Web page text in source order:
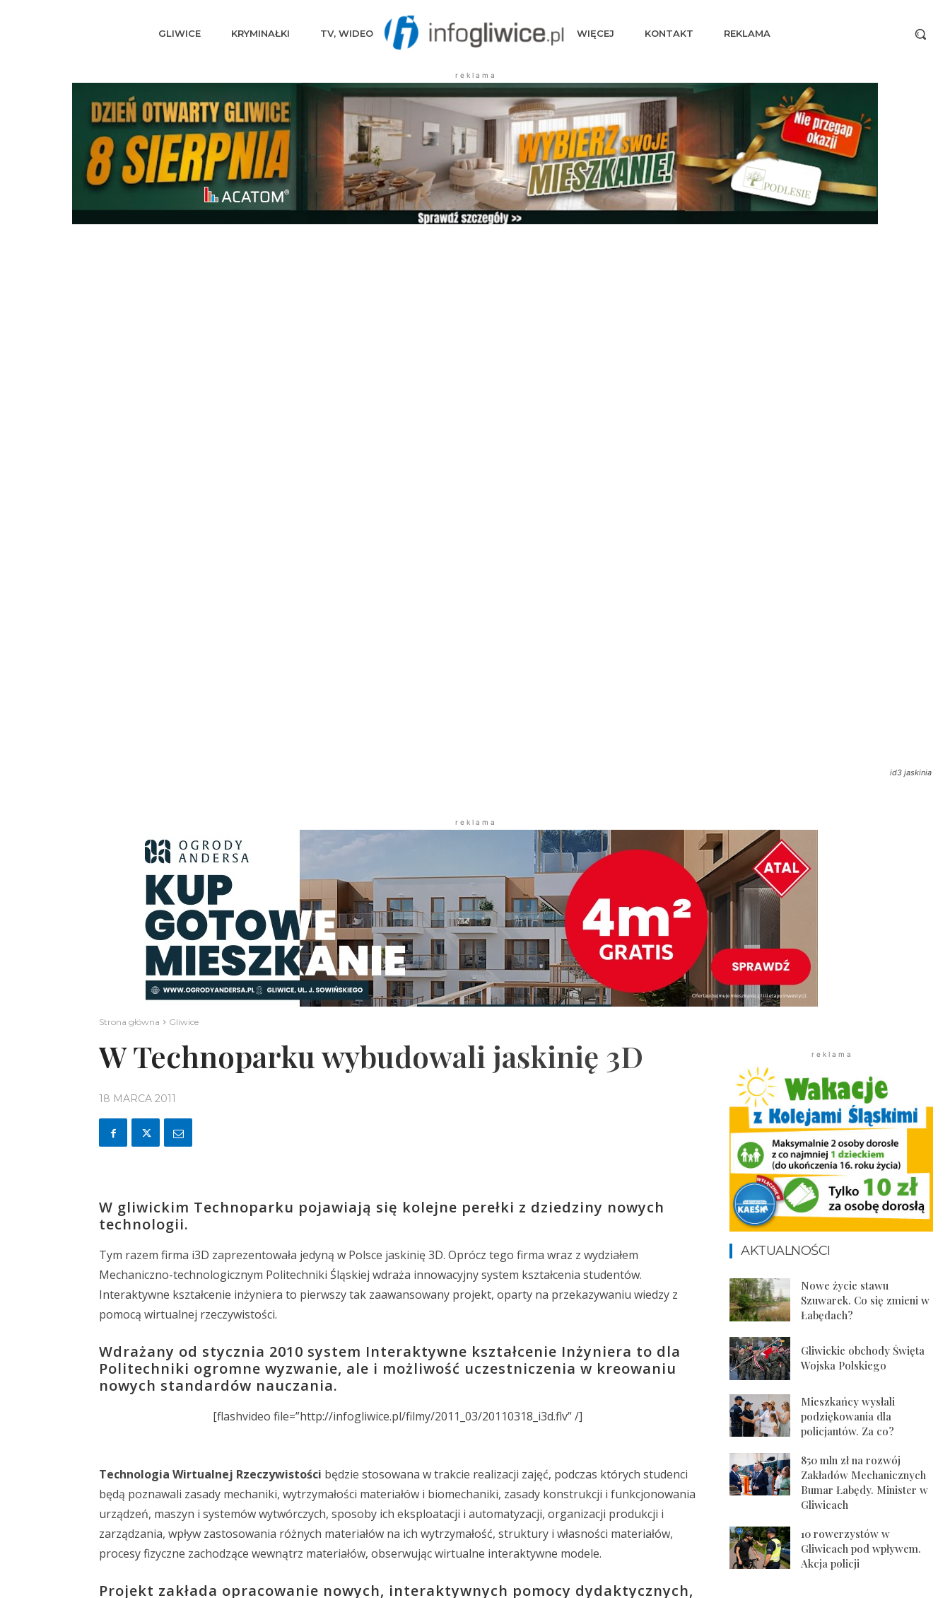
GLIWICE KRYMINAŁKI TV, WIDEO WIĘCEJ KONTAKT REKLAMA
r e k l a m a
id3 jaskinia
r e k l a m a
Strona główna Gliwice
W Technoparku wybudowali jaskinię 3D
18 MARCA 2011
W gliwickim Technoparku pojawiają się kolejne perełki z dziedziny nowych
technologii.
Tym razem firma i3D zaprezentowała jedyną w Polsce jaskinię 3D. Oprócz tego firma wraz z wydziałem
Mechaniczno-technologicznym Politechniki Śląskiej wdraża innowacyjny system kształcenia studentów.
Interaktywne kształcenie inżyniera to pierwszy tak zaawansowany projekt, oparty na przekazywaniu wiedzy z
pomocą wirtualnej rzeczywistości.
Wdrażany od stycznia 2010 system Interaktywne kształcenie Inżyniera to dla
Politechniki ogromne wyzwanie, ale i możliwość uczestniczenia w kreowaniu
nowych standardów nauczania.
[flashvideo file=”http://infogliwice.pl/filmy/2011_03/20110318_i3d.flv” /]
Technologia Wirtualnej Rzeczywistości będzie stosowana w trakcie realizacji zajęć, podczas których studenci
będą poznawali zasady mechaniki, wytrzymałości materiałów i biomechaniki, zasady konstrukcji i funkcjonowania
urządzeń, maszyn i systemów wytwórczych, sposoby ich eksploatacji i automatyzacji, organizacji produkcji i
zarządzania, wpływ zastosowania różnych materiałów na ich wytrzymałość, struktury i własności materiałów,
procesy fizyczne zachodzące wewnątrz materiałów, obserwując wirtualne interaktywne modele.
Projekt zakłada opracowanie nowych, interaktywnych pomocy dydaktycznych,
r e k l a m a
AKTUALNOŚCI
Nowe życie stawu
Szuwarek. Co się zmieni w
Łabędach?
Gliwickie obchody Święta
Wojska Polskiego
Mieszkańcy wysłali
podziękowania dla
policjantów. Za co?
850 mln zł na rozwój
Zakładów Mechanicznych
Bumar Łabędy. Minister w
Gliwicach
10 rowerzystów w
Gliwicach pod wpływem.
Akcja policji